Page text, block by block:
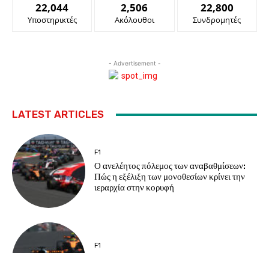
22,044
Υποστηρικτές
2,506
Ακόλουθοι
22,800
Συνδρομητές
- Advertisement -
LATEST ARTICLES
F1
Ο ανελέητος πόλεμος των αναβαθμίσεων:
Πώς η εξέλιξη των μονοθεσίων κρίνει την
ιεραρχία στην κορυφή
F1